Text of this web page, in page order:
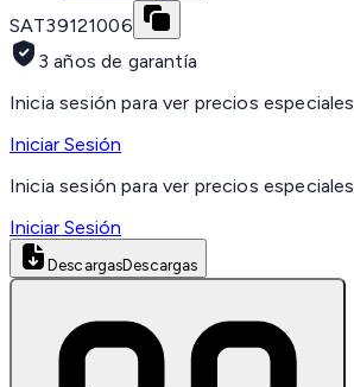
SAT39121006
3 años de garantía
Inicia sesión para ver precios especiales
Iniciar Sesión
Inicia sesión para ver precios especiales
Iniciar Sesión
DescargasDescargas